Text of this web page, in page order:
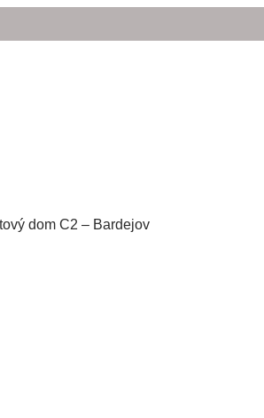
dom C2 – Bardejov